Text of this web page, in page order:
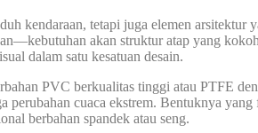
kendaraan, tetapi juga elemen
akan struktur atap yang
dalam satu kesatuan desain.
PVC berkualitas tinggi atau PTFE
perubahan cuaca ekstrem. Bentuknya
berbahan spandek atau seng.